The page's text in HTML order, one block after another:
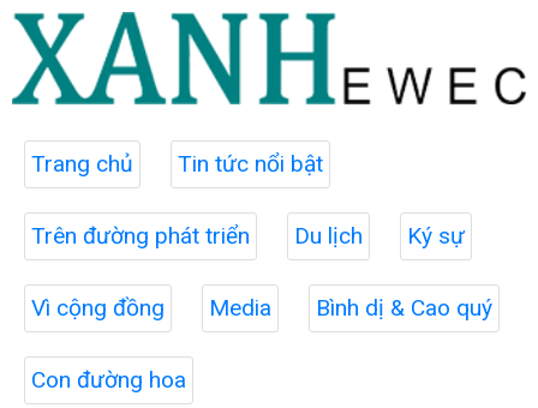
Trang chủ Tin tức nổi bật
Trên đường phát triển Du lịch Ký sự
Vì cộng đồng Media Bình dị & Cao quý
Con đường hoa